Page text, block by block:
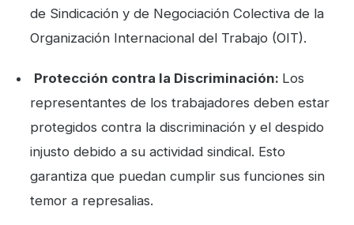
de Sindicación y de Negociación Colectiva de la
Organización Internacional del Trabajo (OIT).
Protección contra la Discriminación: Los
representantes de los trabajadores deben estar
protegidos contra la discriminación y el despido
injusto debido a su actividad sindical. Esto
garantiza que puedan cumplir sus funciones sin
temor a represalias.